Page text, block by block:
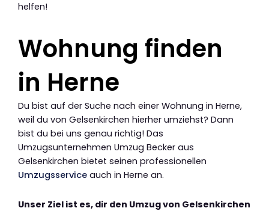
helfen!
Wohnung finden
in Herne
Du bist auf der Suche nach einer Wohnung in Herne,
weil du von Gelsenkirchen hierher umziehst? Dann
bist du bei uns genau richtig! Das
Umzugsunternehmen Umzug Becker aus
Gelsenkirchen bietet seinen professionellen
Umzugsservice auch in Herne an.
Unser Ziel ist es, dir den Umzug von Gelsenkirchen